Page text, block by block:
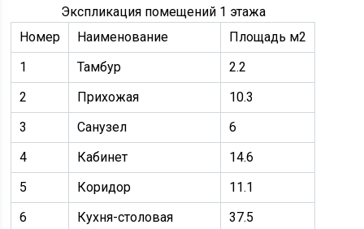
Экспликация помещений 1 этажа
Номер
Наименование
Площадь м2
1
Тамбур
2.2
2
Прихожая
10.3
3
Санузел
6
4
Кабинет
14.6
5
Коридор
11.1
6
Кухня-столовая
37.5